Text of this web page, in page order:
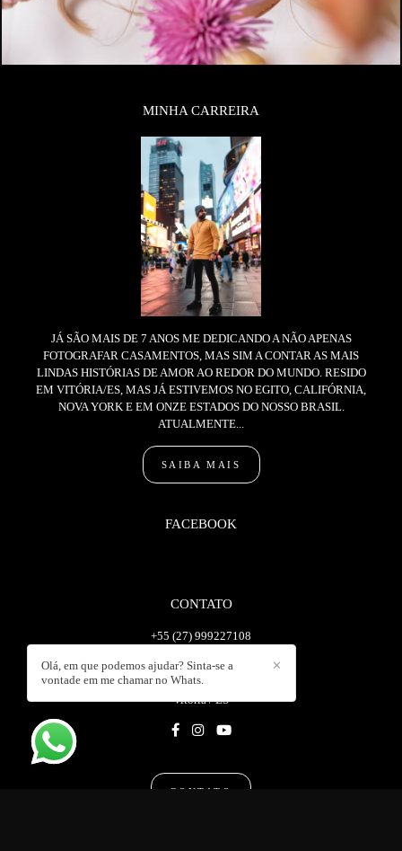
MINHA CARREIRA
JÁ SÃO MAIS DE 7 ANOS ME DEDICANDO A NÃO APENAS
FOTOGRAFAR CASAMENTOS, MAS SIM A CONTAR AS MAIS
LINDAS HISTÓRIAS DE AMOR AO REDOR DO MUNDO. RESIDO
EM VITÓRIA/ES, MAS JÁ ESTIVEMOS NO EGITO, CALIFÓRNIA,
NOVA YORK E EM ONZE ESTADOS DO NOSSO BRASIL.
ATUALMENTE...
SAIBA MAIS
FACEBOOK
CONTATO
+55 (27) 999227108
Enviar mensagem
wanlopesc@gmail.com
Vitória / ES
CONTATO
✕
Olá, em que podemos ajudar? Sinta-se a
vontade em me chamar no Whats.